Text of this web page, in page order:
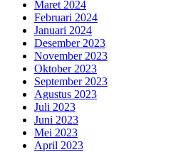
Maret 2024
Februari 2024
Januari 2024
Desember 2023
November 2023
Oktober 2023
September 2023
Agustus 2023
Juli 2023
Juni 2023
Mei 2023
April 2023